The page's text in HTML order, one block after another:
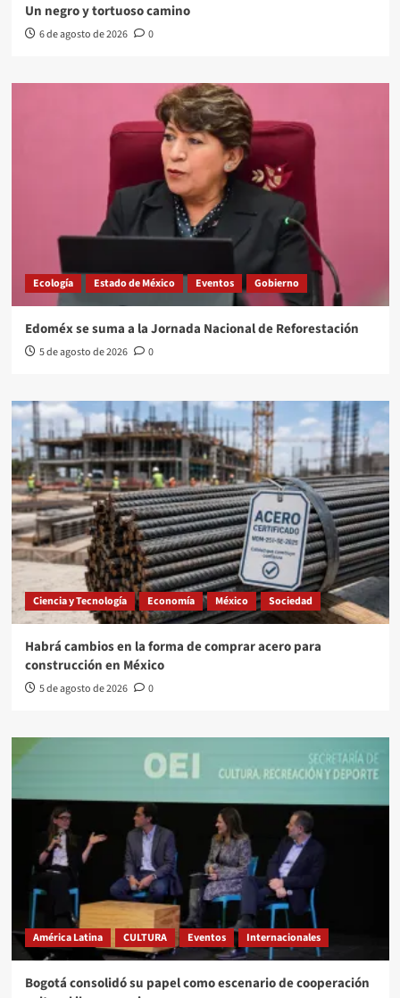
Un negro y tortuoso camino
6 de agosto de 2026 0
Ecología Estado de México Eventos Gobierno
Edoméx se suma a la Jornada Nacional de Reforestación
5 de agosto de 2026 0
Ciencia y Tecnología Economía México Sociedad
Habrá cambios en la forma de comprar acero para
construcción en México
5 de agosto de 2026 0
América Latina CULTURA Eventos Internacionales
Bogotá consolidó su papel como escenario de cooperación